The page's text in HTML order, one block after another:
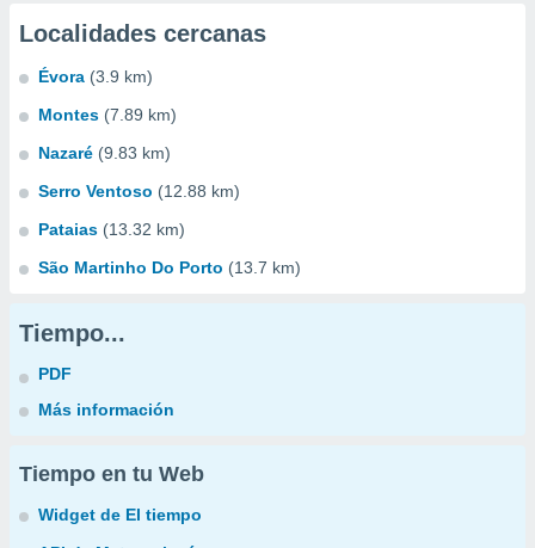
Localidades cercanas
Évora (3.9 km)
Montes (7.89 km)
Nazaré (9.83 km)
Serro Ventoso (12.88 km)
Pataias (13.32 km)
São Martinho Do Porto (13.7 km)
Tiempo...
PDF
Más información
Tiempo en tu Web
Widget de El tiempo